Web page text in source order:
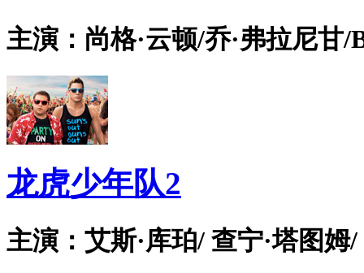
主演：尚格·云顿/乔·弗拉尼甘/
龙虎少年队2
主演：艾斯·库珀/ 查宁·塔图姆/